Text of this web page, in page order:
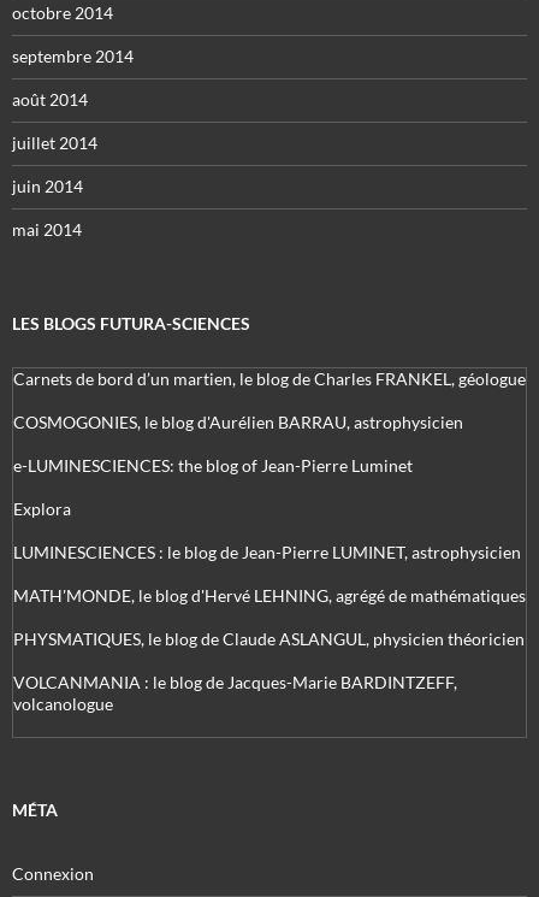
octobre 2014
septembre 2014
août 2014
juillet 2014
juin 2014
mai 2014
LES BLOGS FUTURA-SCIENCES
Carnets de bord d’un martien, le blog de Charles FRANKEL, géologue
COSMOGONIES, le blog d'Aurélien BARRAU, astrophysicien
e-LUMINESCIENCES: the blog of Jean-Pierre Luminet
Explora
LUMINESCIENCES : le blog de Jean-Pierre LUMINET, astrophysicien
MATH'MONDE, le blog d'Hervé LEHNING, agrégé de mathématiques
PHYSMATIQUES, le blog de Claude ASLANGUL, physicien théoricien
VOLCANMANIA : le blog de Jacques-Marie BARDINTZEFF,
volcanologue
MÉTA
Connexion